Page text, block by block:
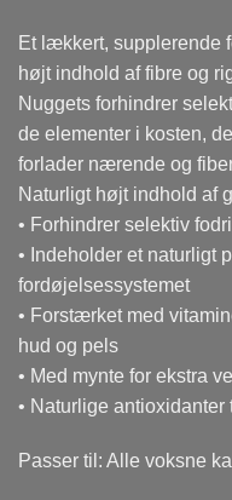
Et lækkert, supplerende
højt indhold af fibre og
Nuggets forhindrer
de elementer i kosten,
forlader nærende og
Naturligt højt indhold af
• Forhindrer selektiv
• Indeholder et naturligt
fordøjelsessystemet
• Forstærket med
hud og pels
• Med mynte for ekstra
• Naturlige
Passer til: Alle voksne